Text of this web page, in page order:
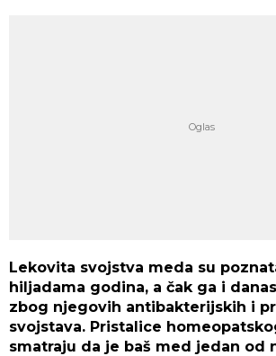
Lekovita svojstva meda su
hiljadama godina, a čak ga i
zbog njegovih antibakterijskih i
svojstava. Pristalice
smatraju da je baš med jedan od